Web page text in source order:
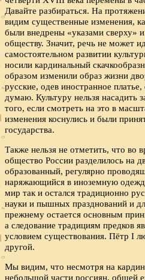
Давайте разбираться. На
видим существенные изменения,
были внедрены «указами сверху»
обществу. Значит, речь не может
самостоятельном развитии
носили кардинальный
образом изменили образ жизни
русские, одев иностранное
думаю. Культуру нельзя насадить
того, если смотреть на это в
изменения коснулись и были
государства.
Также нельзя не отметить, что во
общество России разделилось на
образованный, регулярно
наряжающийся в иноземную
мир так и остался традиционно
науки и пышных празднований и
прежнему остается основным
а следование традициям предков
условием существования. Пётр I
другой.
Мы видим, что несмотря на
небольшой части россиян, общей